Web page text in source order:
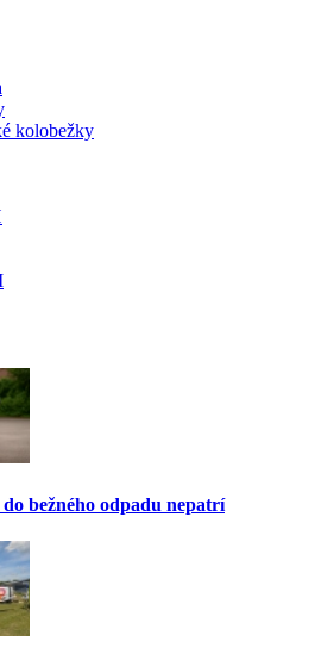
kolobežky
bežného odpadu nepatrí